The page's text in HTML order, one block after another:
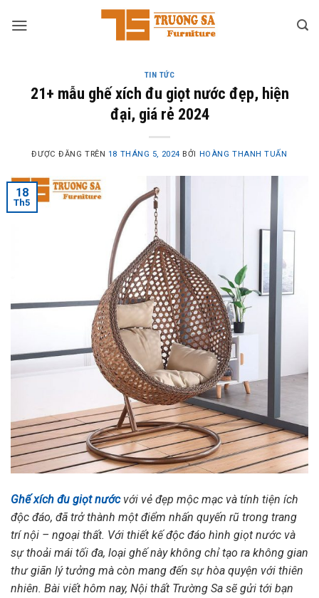
TIN TỨC
21+ mẫu ghế xích đu giọt nước đẹp, hiện
đại, giá rẻ 2024
ĐƯỢC ĐĂNG TRÊN 18 THÁNG 5, 2024 BỞI HOÀNG THANH TUẤN
18
Th5
Ghế xích đu giọt nướcvới vẻ đẹp mộc mạc và tính tiện ích
độc đáo, đã trở thành một điểm nhấn quyến rũ trong trang
trí nội – ngoại thất. Với thiết kế độc đáo hình giọt nước và
sự thoải mái tối đa, loại ghế này không chỉ tạo ra không gian
thư giãn lý tưởng mà còn mang đến sự hòa quyện với thiên
nhiên. Bài viết hôm nay, Nội thất Trường Sa sẽ gửi tới bạn